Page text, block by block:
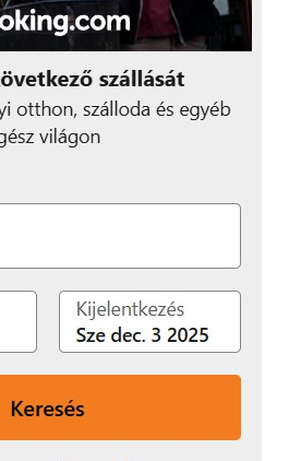
de nekünk 56 ezer forintba
egy négyzetmétere, vagy
ajtó, akkor fontos, hogy
és ténylegesen arra térítsen a
értékbecslő vagy
szakértő
lehet! Ezeknél a
egy független alkusz
érdekeit
esetleg kiemelt környéken
élsz? Lakásbiztosítási
díjmentes konzultációra és
során jobban